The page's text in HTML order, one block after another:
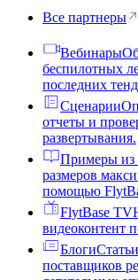
Все партнеры
Вебинары
беспилотных
последних
Сценарии
отчеты и
развертывания.
Примеры из
размеров
помощью
FlytBase TV
видеоконтент
Блоги
поставщиков